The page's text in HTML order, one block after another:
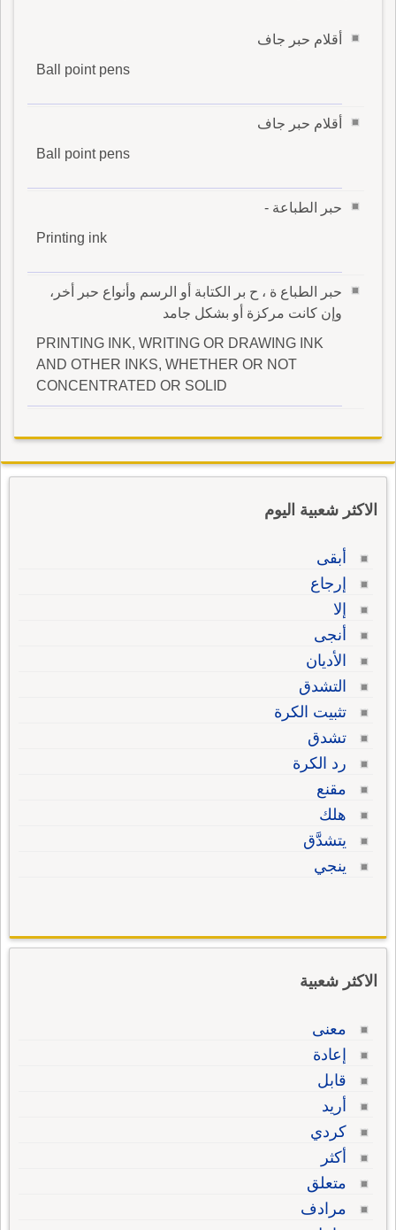
أقلام حبر جاف
Ball point pens
أقلام حبر جاف
Ball point pens
حبر الطباعة -
Printing ink
حبر الطباع ة ، ح بر الكتابة أو الرسم وأنواع حبر أخر،
وإن كانت مركزة أو بشكل جامد
PRINTING INK, WRITING OR DRAWING INK
AND OTHER INKS, WHETHER OR NOT
CONCENTRATED OR SOLID
الاكثر شعبية اليوم
أبقى
إرجاع
إلا
أنجى
الأديان
التشدق
تثبيت الكرة
تشدق
رد الكرة
مقنع
هلك
يتشدَّق
ينجي
الاكثر شعبية
معنى
إعادة
قابل
أريد
كردي
أكثر
متعلق
مرادف